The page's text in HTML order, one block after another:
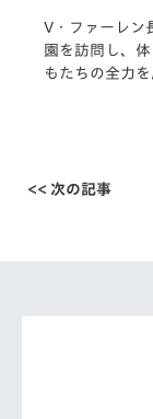
V・ファーレン
園を訪問 し、
もたちの全力を
<< 次の記事